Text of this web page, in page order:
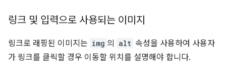
링크 및 입력으로 사용되는 이미지
링크로 래핑된 이미지는 img 의 alt 속성을 사용하여 사용자
가 링크를 클릭할 경우 이동할 위치를 설명해야 합니다.